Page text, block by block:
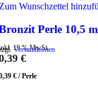
Wunschzettel
Perle 10,5
19 % MwSt.
Versandkosten
€
€ /Perle